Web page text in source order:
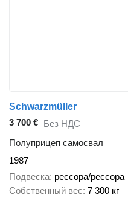
Schwarzmüller
3 700 € Без НДС
Полуприцеп самосвал
1987
Подвеска рессора/рессора
Собственный вес 7 300 кг